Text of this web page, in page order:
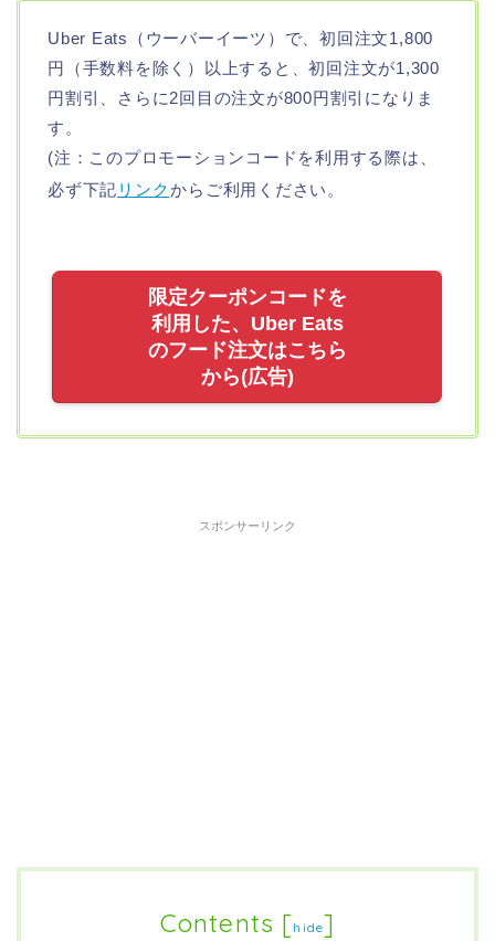
Uber Eats（ウーバーイーツ）で、初回注文1,800
円（手数料を除く）以上すると、初回注文が1,300
円割引、さらに2回目の注文が800円割引になりま
す。
(注：このプロモーションコードを利用する際は、
必ず下記 リンクからご利用ください。
限定クーポンコードを
利用した、Uber Eats
のフード注文はこちら
から(広告)
スポンサーリンク
Contents [hide]